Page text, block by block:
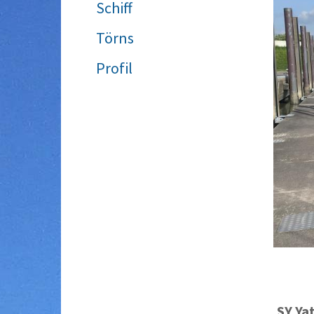
Schiff
Törns
Profil